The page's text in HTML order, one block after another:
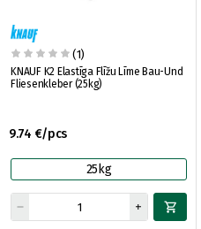
(1)
KNAUF K2 Elastīga Flīžu Līme Bau-Und
Fliesenkleber (25kg)
9.74 €/pcs
25kg